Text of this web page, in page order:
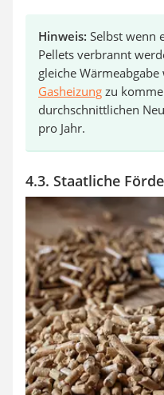
Hinweis: Selbst wenn
Pellets verbrannt
gleiche
Gasheizung zu
durchschnittlichen
pro Jahr.
4.3. Staatliche